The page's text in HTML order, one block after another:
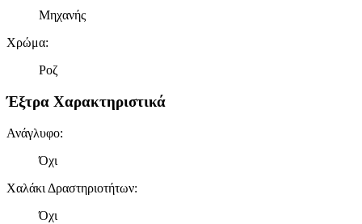
Μηχανής
Χρώμα:
Ροζ
Έξτρα Χαρακτηριστικά
Ανάγλυφο:
Όχι
Χαλάκι Δραστηριοτήτων:
Όχι